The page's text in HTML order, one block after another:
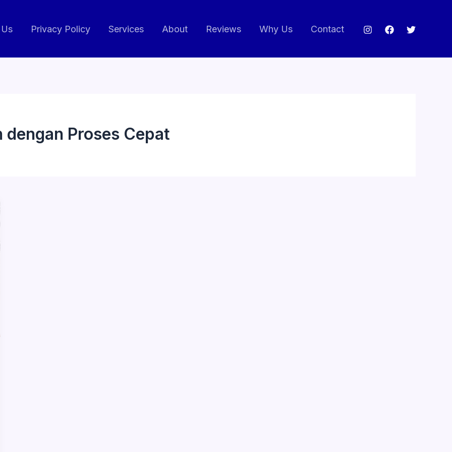
Privacy Policy Services About Reviews Why Us Contact
dengan Proses Cepat